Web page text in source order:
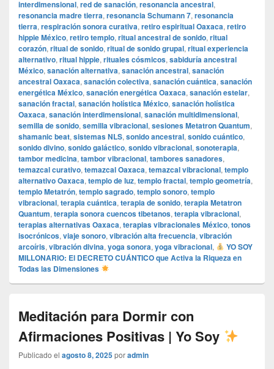
interdimensional, red de sanación, resonancia ancestral,
resonancia madre tierra, resonancia Schumann 7, resonancia
tierra, respiración sonora curativa, retiro espiritual Oaxaca, retiro
hippie México, retiro templo, ritual ancestral de sonido, ritual
corazón, ritual de sonido, ritual de sonido grupal, ritual experiencia
alternativo, ritual hippie, rituales cósmicos, sabiduría ancestral
México, sanación alternativa, sanación ancestral, sanación
ancestral Oaxaca, sanación colectiva, sanación cuántica, sanación
energética México, sanación energética Oaxaca, sanación estelar,
sanación fractal, sanación holística México, sanación holística
Oaxaca, sanación interdimensional, sanación multidimensional,
semilla de sonido, semilla vibracional, sesiones Metatron Quantum,
shamanic beat, sistemas NLS, sonido ancestral, sonido cuántico,
sonido divino, sonido galáctico, sonido vibracional, sonoterapia,
tambor medicina, tambor vibracional, tambores sanadores,
temazcal curativo, temazcal Oaxaca, temazcal vibracional, templo
alternativo Oaxaca, templo de luz, templo fractal, templo geometría,
templo Metatrón, templo sagrado, templo sonoro, templo
vibracional, terapia cuántica, terapia de sonido, terapia Metatron
Quantum, terapia sonora cuencos tibetanos, terapia vibracional,
terapias alternativas Oaxaca, terapias vibracionales México, tonos
isocrónicos, viaje sonoro, vibración alta frecuencia, vibración
arcoíris, vibración divina, yoga sonora, yoga vibracional,
YO SOY
MILLONARIO: El DECRETO CUÁNTICO que Activa la Riqueza en
Todas las Dimensiones
Meditación para Dormir con
Afirmaciones Positivas | Yo Soy
Publicado el agosto 8, 2025poradmin